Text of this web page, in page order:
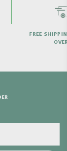
SATISFAIT OU